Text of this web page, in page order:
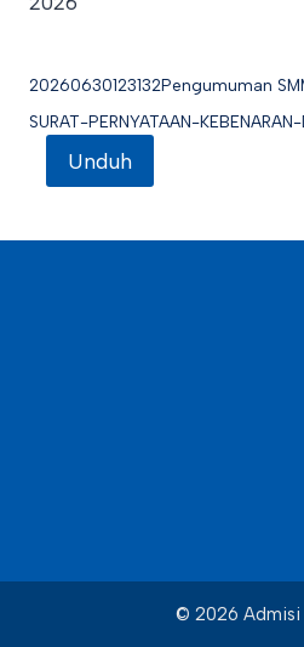
20260630123132Pengumuman
SURAT-PERNYATAAN-
Unduh
© 2026 Admisi